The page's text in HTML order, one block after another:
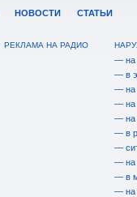
НОВОСТИ СТАТЬИ
РЕКЛАМА НА РАДИО
— на
— в
— на
— на
— на
— в
—
— на
— в
— на